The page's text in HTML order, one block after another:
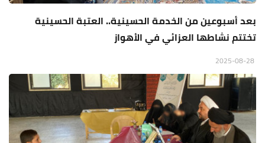
بعد أسبوعين من الخدمة الحسينية.. العتبة الحسينية
تختتم نشاطها العزائي في الأهواز